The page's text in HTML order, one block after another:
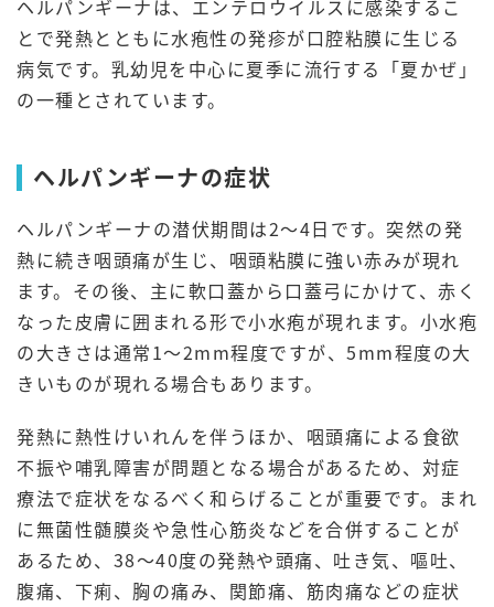
ヘルパンギーナは、エンテロウイルスに感染するこ
とで発熱とともに水疱性の発疹が口腔粘膜に生じる
病気です。乳幼児を中心に夏季に流行する「夏かぜ」
の一種とされています。
ヘルパンギーナの症状
ヘルパンギーナの潜伏期間は2～4日です。突然の発
熱に続き咽頭痛が生じ、咽頭粘膜に強い赤みが現れ
ます。その後、主に軟口蓋から口蓋弓にかけて、赤く
なった皮膚に囲まれる形で小水疱が現れます。小水疱
の大きさは通常1～2mm程度ですが、5mm程度の大
きいものが現れる場合もあります。
発熱に熱性けいれんを伴うほか、咽頭痛による食欲
不振や哺乳障害が問題となる場合があるため、対症
療法で症状をなるべく和らげることが重要です。まれ
に無菌性髄膜炎や急性心筋炎などを合併することが
あるため、38～40度の発熱や頭痛、吐き気、嘔吐、
腹痛、下痢、胸の痛み、関節痛、筋肉痛などの症状